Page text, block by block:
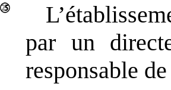
par un
responsable